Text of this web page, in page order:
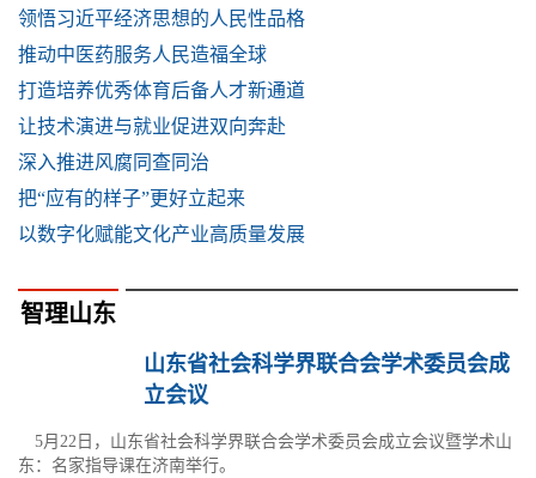
领悟习近平经济思想的人民性品格
推动中医药服务人民造福全球
打造培养优秀体育后备人才新通道
让技术演进与就业促进双向奔赴
深入推进风腐同查同治
把“应有的样子”更好立起来
以数字化赋能文化产业高质量发展
智理山东
山东省社会科学界联合会学术委员会成
立会议
5月22日，山东省社会科学界联合会学术委员会成立会议暨学术山
东：名家指导课在济南举行。